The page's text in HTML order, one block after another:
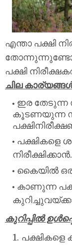
എന്താ പക്ഷി
പക്ഷി
ചില
ഇര
കൂടണയുന്ന
പക്ഷികളെ
നിരീക്ഷിക്കാൻ.
കൈയിൽ
കാണുന്ന
കുറിപ്പിൽ